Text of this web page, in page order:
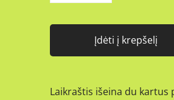
Įdėti į krepšelį
Laikraštis išeina du